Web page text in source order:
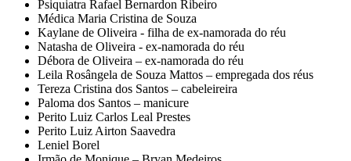
Psiquiatra Rafael Bernardon Ribeiro
Médica Maria Cristina de Souza
Kaylane de Oliveira - filha de ex-namorada do réu
Natasha de Oliveira - ex-namorada do réu
Débora de Oliveira – ex-namorada do réu
Leila Rosângela de Souza Mattos – empregada dos réus
Tereza Cristina dos Santos – cabeleireira
Paloma dos Santos – manicure
Perito Luiz Carlos Leal Prestes
Perito Luiz Airton Saavedra
Leniel Borel